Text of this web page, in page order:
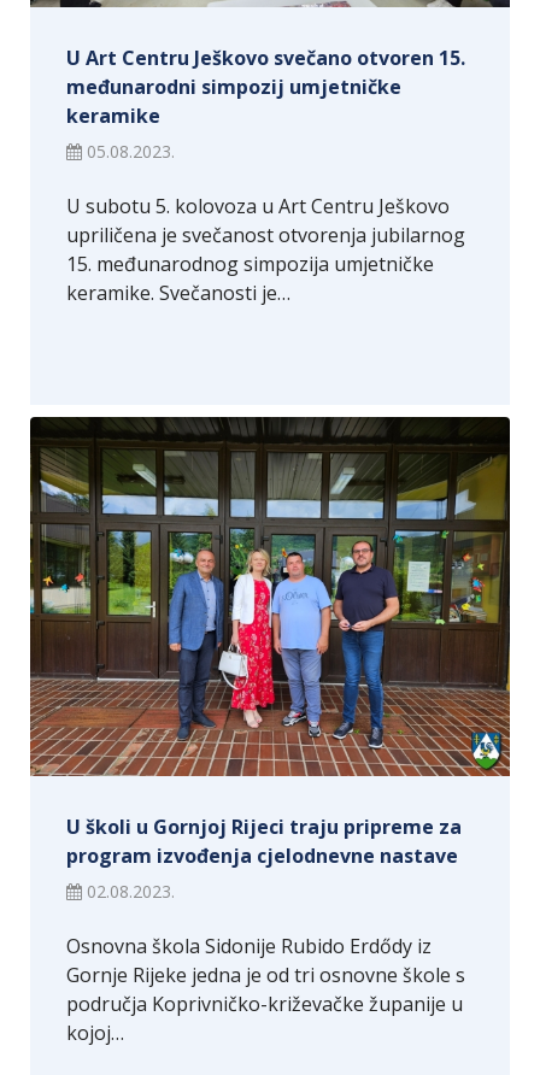
U Art Centru Ješkovo svečano otvoren 15.
međunarodni simpozij umjetničke
keramike
05.08.2023.
U subotu 5. kolovoza u Art Centru Ješkovo
upriličena je svečanost otvorenja jubilarnog
15. međunarodnog simpozija umjetničke
keramike. Svečanosti je…
U školi u Gornjoj Rijeci traju pripreme za
program izvođenja cjelodnevne nastave
02.08.2023.
Osnovna škola Sidonije Rubido Erdődy iz
Gornje Rijeke jedna je od tri osnovne škole s
područja Koprivničko-križevačke županije u
kojoj…